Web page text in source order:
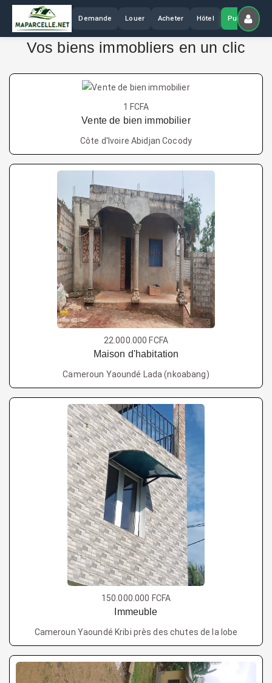
Demande Louer Acheter Hôtel Publier
Vos biens immobliers en un clic
1 FCFA
Vente de bien immobilier
Côte d'Ivoire Abidjan Cocody
22.000.000 FCFA
Maison d'habitation
Cameroun Yaoundé Lada (nkoabang)
150.000.000 FCFA
Immeuble
Cameroun Yaoundé Kribi près des chutes de la lobe